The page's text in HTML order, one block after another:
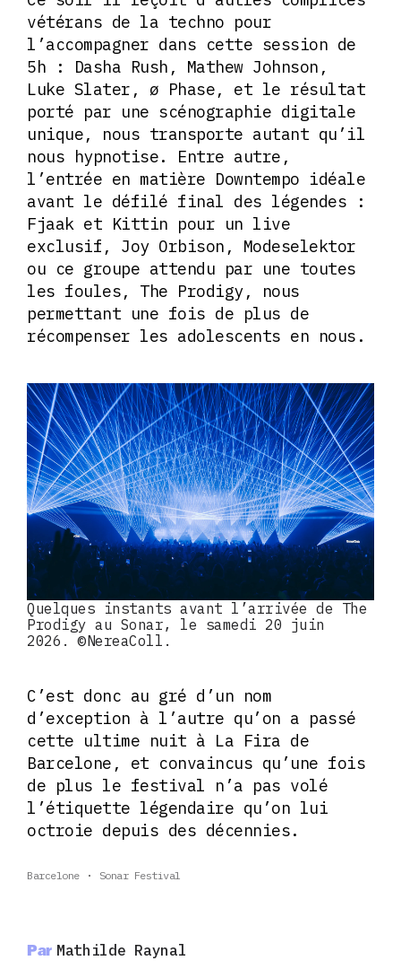
vétérans de la techno pour
l’accompagner dans cette session de
5h : Dasha Rush, Mathew Johnson,
Luke Slater, ø Phase, et le résultat
porté par une scénographie digitale
unique, nous transporte autant qu’il
nous hypnotise. Entre autre,
l’entrée en matière Downtempo idéale
avant le défilé final des légendes :
Fjaak et Kittin pour un live
exclusif, Joy Orbison, Modeselektor
ou ce groupe attendu par une toutes
les foules, The Prodigy, nous
permettant une fois de plus de
récompenser les adolescents en nous.
Quelques instants avant l’arrivée de The
Prodigy au Sonar, le samedi 20 juin
2026. ©NereaColl.
C’est donc au gré d’un nom
d’exception à l’autre qu’on a passé
cette ultime nuit à La Fira de
Barcelone, et convaincus qu’une fois
de plus le festival n’a pas volé
l’étiquette légendaire qu’on lui
octroie depuis des décennies.
Barcelone Sonar Festival
Par Mathilde Raynal